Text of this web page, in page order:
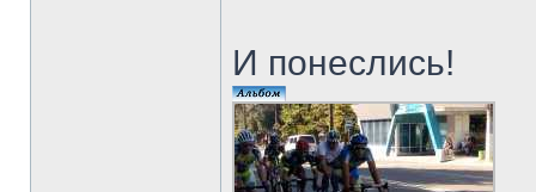
И понеслись!